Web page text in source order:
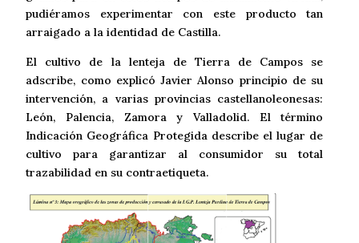
pudiéramos experimentar con este producto tan
arraigado a la identidad de Castilla.
El cultivo de la lenteja de Tierra de Campos se
adscribe, como explicó Javier Alonso principio de su
intervención, a varias provincias castellanoleonesas:
León, Palencia, Zamora y Valladolid. El término
Indicación Geográfica Protegida describe el lugar de
cultivo para garantizar al consumidor su total
trazabilidad en su contraetiqueta.